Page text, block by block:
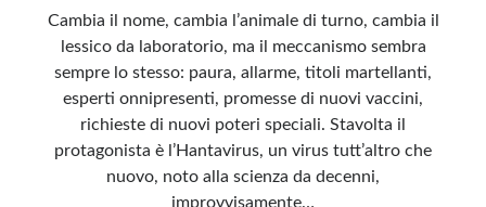
Cambia il nome, cambia l’animale di turno, cambia il
lessico da laboratorio, ma il meccanismo sembra
sempre lo stesso: paura, allarme, titoli martellanti,
esperti onnipresenti, promesse di nuovi vaccini,
richieste di nuovi poteri speciali. Stavolta il
protagonista è l’Hantavirus, un virus tutt’altro che
nuovo, noto alla scienza da decenni,
improvvisamente…